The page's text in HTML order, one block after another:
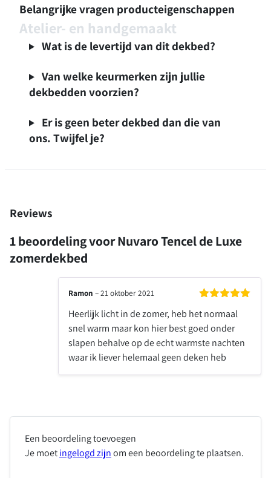
Belangrijke vragen producteigenschappen
Atelier- en handgemaakt
Wat is de levertijd van dit dekbed?
Van welke keurmerken zijn jullie
dekbedden voorzien?
Er is geen beter dekbed dan die van
ons. Twijfel je?
Reviews
1 beoordeling voorNuvaro Tencel de Luxe
zomerdekbed
5 uit 5
Ramon –21 oktober 2021
Heerlijk licht in de zomer, heb het normaal
snel warm maar kon hier best goed onder
slapen behalve op de echt warmste nachten
waar ik liever helemaal geen deken heb
Een beoordeling toevoegen
Je moetingelogd zijnom een beoordeling te plaatsen.